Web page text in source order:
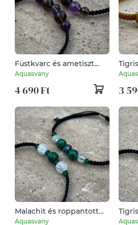
Füstkvarc és ametiszt
ásvány karkötők szettben
Aquasvany
4 690 Ft 3
Malachit és roppantott
hegyikristály karkötők
Aquasvany
5 190 Ft 5